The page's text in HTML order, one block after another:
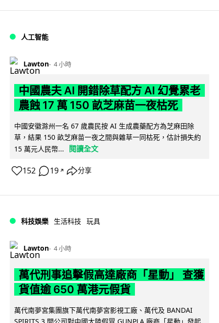
人工智能
Lawton 4 小時
中國農夫 AI 開錯除草配方 AI 幻覺累老
農蝕 17 萬 150 畝芝麻苗一夜枯死
中國安徽滁州一名 67 歲農民按 AI 生成農藥配方為芝麻田除
草，結果 150 畝芝麻苗一夜之間與雜草一同枯死，估計損失約
15 萬元人民幣...
閱讀全文
152 19 ↗ 分享
科技娛樂 生活科技 玩具
Lawton 4 小時
萬代刑事追擊假高達廠商「星動」 查獲
貨值逾 650 萬港元假貨
萬代南夢宮集團旗下萬代南夢宮影視工廠、萬代及 BANDAI